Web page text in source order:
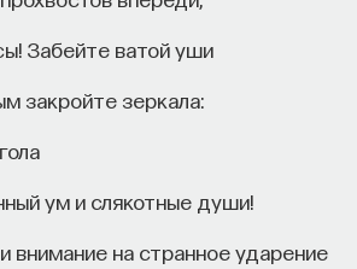
Забейте ватой уши
закройте зеркала:
ум и слякотные души!
внимание на странное ударение
Это и предание
племенах: полянах,
заканчиваются в конце X века.
всего — в 1024 году они
уже в начале XII века, то есть